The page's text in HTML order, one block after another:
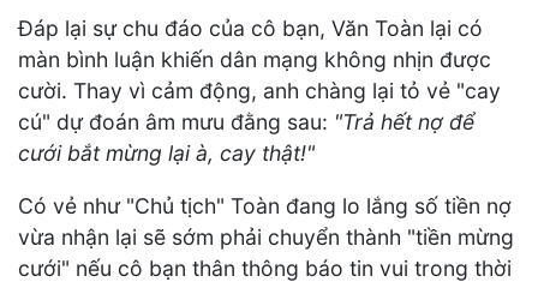
Đáp lại sự chu đáo của cô bạn, Văn Toàn lại có
màn bình luận khiến dân mạng không nhịn được
cười. Thay vì cảm động, anh chàng lại tỏ vẻ "cay
cú" dự đoán âm mưu đằng sau: "Trả hết nợ để
cưới bắt mừng lại à, cay thật!"
Có vẻ như "Chủ tịch" Toàn đang lo lắng số tiền nợ
vừa nhận lại sẽ sớm phải chuyển thành "tiền mừng
cưới" nếu cô bạn thân thông báo tin vui trong thời